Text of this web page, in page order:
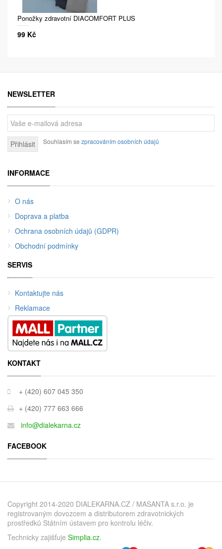
Ponožky zdravotní DIACOMFORT PLUS
99 Kč
NEWSLETTER
Přihlásit Souhlasím se zpracováním osobních údajů
INFORMACE
O nás
Doprava a platba
Ochrana osobních údajů (GDPR)
Obchodní podmínky
SERVIS
Kontaktujte nás
Reklamace
KONTAKT
+ (420) 607 045 350
+ (420) 777 663 666
info@dialekarna.cz
FACEBOOK
Copyright 2014-2020 DIALEKARNA.CZ / MASANTA s.r.o. je
registrovaným dovozcem a distributorem zdravotnických
prostředků Státním ústavem pro kontrolu léčiv.
Technicky zajišťuje Simplia.cz.